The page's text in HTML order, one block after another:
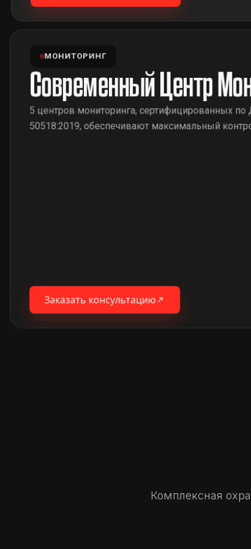
МОНИТОРИНГ
Современный Центр
5 центров мониторинга, сертифицированных по
50518:2019, обеспечивают максимальный
Заказать консультацию
Комплексная